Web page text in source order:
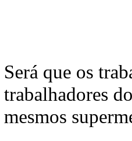
Será que os
trabalhadores
mesmos